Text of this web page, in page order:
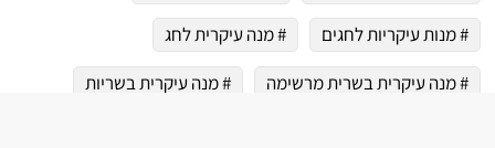
# מנות עיקריות לחגים
# מנה עיקרית לחג
# מנה עיקרית בשרית מרשימה
# מנה עיקרית בשריות